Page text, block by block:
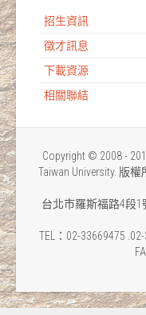
招生資訊
徵才訊息
下載資源
相關聯結
Copyright © 2008 -
Taiwan University. 版
台北市羅斯福路4段1
TEL：02-33669475